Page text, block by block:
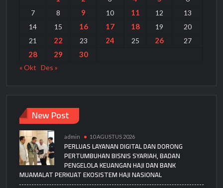
7
8 9 10 11 12
13
14
15 16 17 18 19
20
21
22 23 24 25 26 27
28 29 30
« Okt Des »
New Post
admin 10 AGUSTUS 2026
PERLUAS LAYANAN DIGITAL DAN DORONG
PERTUMBUHAN BISNIS SYARIAH, BADAN
PENGELOLA KEUANGAN HAJI DAN BANK
MUAMALAT PERKUAT EKOSISTEM HAJI NASIONAL